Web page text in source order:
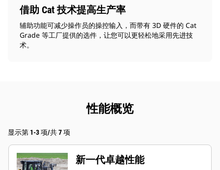
借助 Cat 技术提高生产率
辅助功能可减少操作员的操控输入，而带有 3D 硬件的 Cat
Grade 等工厂提供的选件，让您可以更轻松地采用先进技
术。
性能概览
显示第 1-3 项/共 7 项
新一代卓越性能